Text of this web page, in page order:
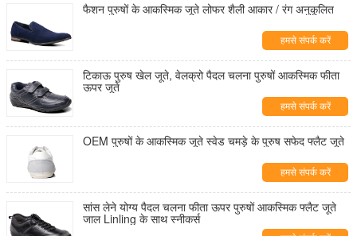
फैशन पुरुषों के आकस्मिक जूते लोफर शैली आकार / रंग अनुकूलित
हमसे संपर्क करें
टिकाऊ पुरुष खेल जूते, वेलक्रो पैदल चलना पुरुषों आकस्मिक फीता
ऊपर जूते
हमसे संपर्क करें
OEM पुरुषों के आकस्मिक जूते स्वेड चमड़े के पुरुष सफेद फ्लैट जूते
हमसे संपर्क करें
सांस लेने योग्य पैदल चलना फीता ऊपर पुरुषों आकस्मिक फ्लैट जूते
जाल Linling के साथ स्नीकर्स